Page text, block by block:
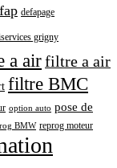
defapage
grigny
a airfiltre a air
filtre BMC
option auto pose de
BMW reprog moteur